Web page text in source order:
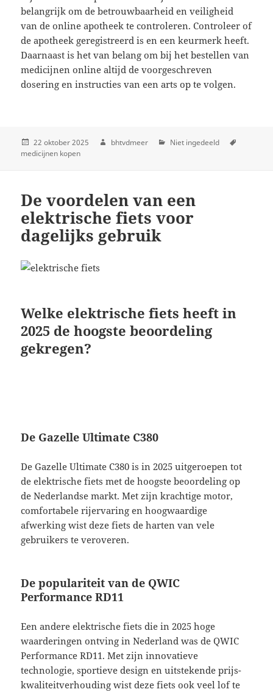
belangrijk om de betrouwbaarheid en veiligheid
van de online apotheek te controleren. Controleer of
de apotheek geregistreerd is en een keurmerk heeft.
Daarnaast is het van belang om bij het bestellen van
medicijnen online altijd de voorgeschreven
dosering en instructies van een arts op te volgen.
22 oktober 2025 bhtvdmeer
Niet ingedeeld
medicijnen kopen
De voordelen van een
elektrische fiets voor
dagelijks gebruik
Welke elektrische fiets heeft in
2025 de hoogste beoordeling
gekregen?
De Gazelle Ultimate C380
De Gazelle Ultimate C380 is in 2025 uitgeroepen tot
de elektrische fiets met de hoogste beoordeling op
de Nederlandse markt. Met zijn krachtige motor,
comfortabele rijervaring en hoogwaardige
afwerking wist deze fiets de harten van vele
gebruikers te veroveren.
De populariteit van de QWIC
Performance RD11
Een andere elektrische fiets die in 2025 hoge
waarderingen ontving in Nederland was de QWIC
Performance RD11. Met zijn innovatieve
technologie, sportieve design en uitstekende prijs-
kwaliteitverhouding wist deze fiets ook veel lof te